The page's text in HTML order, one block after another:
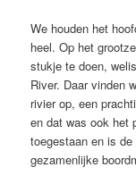
We houden het
heel. Op het
stukje te doen,
River. Daar vinden
rivier op, een
en dat was ook het
toegestaan en is
gezamenlijke